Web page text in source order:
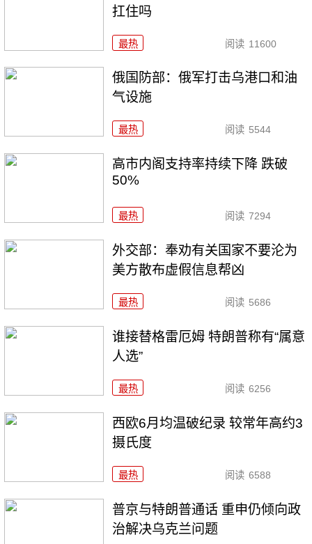
扛住吗
最热 阅读 11600
俄国防部：俄军打击乌港口和油
气设施
最热 阅读 5544
高市内阁支持率持续下降 跌破
50%
最热 阅读 7294
外交部：奉劝有关国家不要沦为
美方散布虚假信息帮凶
最热 阅读 5686
谁接替格雷厄姆 特朗普称有“属意
人选”
最热 阅读 6256
西欧6月均温破纪录 较常年高约3
摄氏度
最热 阅读 6588
普京与特朗普通话 重申仍倾向政
治解决乌克兰问题